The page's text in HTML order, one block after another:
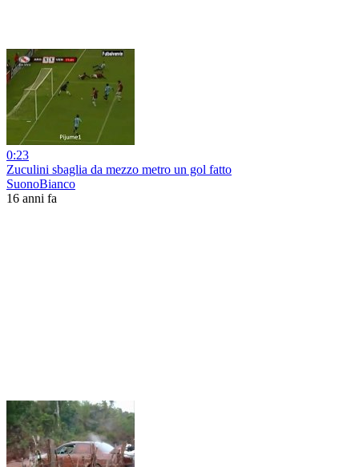
0:23
Zuculini sbaglia da mezzo metro un gol fatto
SuonoBianco
16 anni fa